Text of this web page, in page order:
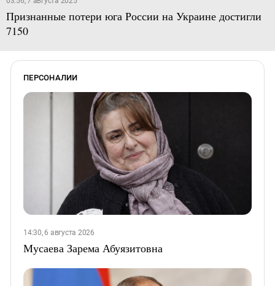
Признанные потери юга России на Украине достигли
7150
ПЕРСОНАЛИИ
14:30, 6 августа 2026
Мусаева Зарема Абуязитовна